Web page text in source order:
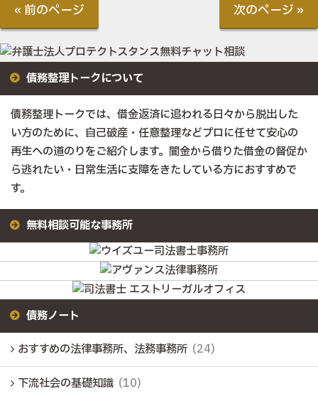
« 前のページ 次のページ »
債務整理トークについて
債務整理トークでは、借金返済に追われる日々から脱出した
い方のために、自己破産・任意整理などプロに任せて安心の
再生への道のりをご紹介します。闇金から借りた借金の督促か
ら逃れたい・日常生活に支障をきたしている方におすすめで
す。
無料相談可能な事務所
債務ノート
おすすめの法律事務所、法務事務所 (24)
下流社会の基礎知識 (10)